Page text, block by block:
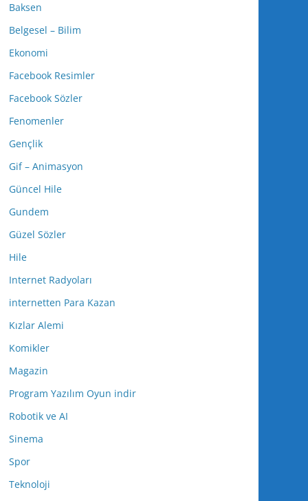
Baksen
Belgesel – Bilim
Ekonomi
Facebook Resimler
Facebook Sözler
Fenomenler
Gençlik
Gif – Animasyon
Güncel Hile
Gundem
Güzel Sözler
Hile
Internet Radyoları
internetten Para Kazan
Kızlar Alemi
Komikler
Magazin
Program Yazılım Oyun indir
Robotik ve AI
Sinema
Spor
Teknoloji